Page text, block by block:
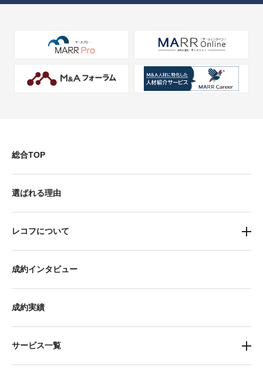
総合TOP
選ばれる理由
レコフについて
成約インタビュー
成約実績
サービス一覧